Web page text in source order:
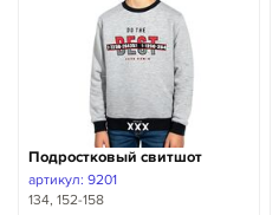
Подростковый свитшот
артикул: 9201
134, 152-158